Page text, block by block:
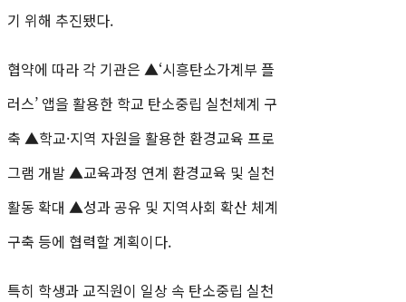
기 위해 추진됐다.
협약에 따라 각 기관은 ▲‘시흥탄소가계부 플
러스’ 앱을 활용한 학교 탄소중립 실천체계 구
축 ▲학교·지역 자원을 활용한 환경교육 프로
그램 개발 ▲교육과정 연계 환경교육 및 실천
활동 확대 ▲성과 공유 및 지역사회 확산 체계
구축 등에 협력할 계획이다.
특히 학생과 교직원이 일상 속 탄소중립 실천